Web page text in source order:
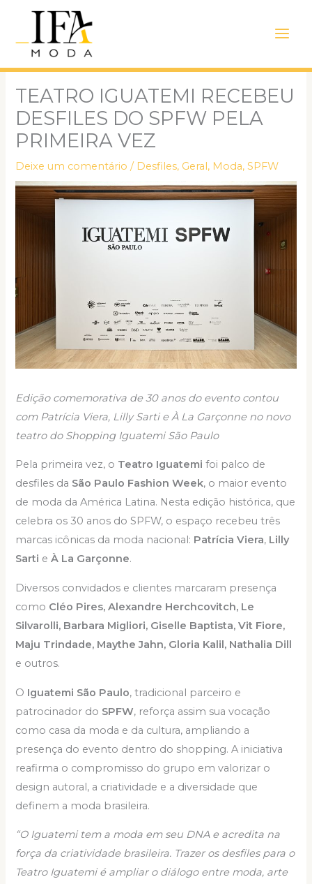
conteúdo
Menu
TEATRO IGUATEMI RECEBEU
DESFILES DO SPFW PELA
PRIMEIRA VEZ
Deixe um comentário / Desfiles, Geral, Moda,SPFW
Edição comemorativa de 30 anos do evento contou
com Patrícia Viera, Lilly Sarti e À La Garçonne no novo
teatro do Shopping Iguatemi São Paulo
Pela primeira vez, o Teatro Iguatemifoi palco de
desfiles da São Paulo Fashion Week, o maior evento
de moda da América Latina. Nesta edição histórica, que
celebra os 30 anos do SPFW, o espaço recebeu três
marcas icônicas da moda nacional: Patrícia Viera, Lilly
Sarti eÀ La Garçonne.
Diversos convidados e clientes marcaram presença
como Cléo Pires, Alexandre Herchcovitch, Le
Silvarolli, Barbara Migliori, Giselle Baptista, Vit Fiore,
Maju Trindade, Maythe Jahn, Gloria Kalil, Nathalia Dill
e outros.
O Iguatemi São Paulo, tradicional parceiro e
patrocinador do SPFW, reforça assim sua vocação
como casa da moda e da cultura, ampliando a
presença do evento dentro do shopping. A iniciativa
reafirma o compromisso do grupo em valorizar o
design autoral, a criatividade e a diversidade que
definem a moda brasileira.
“O Iguatemi tem a moda em seu DNA e acredita na
força da criatividade brasileira. Trazer os desfiles para o
Teatro Iguatemi é ampliar o diálogo entre moda, arte